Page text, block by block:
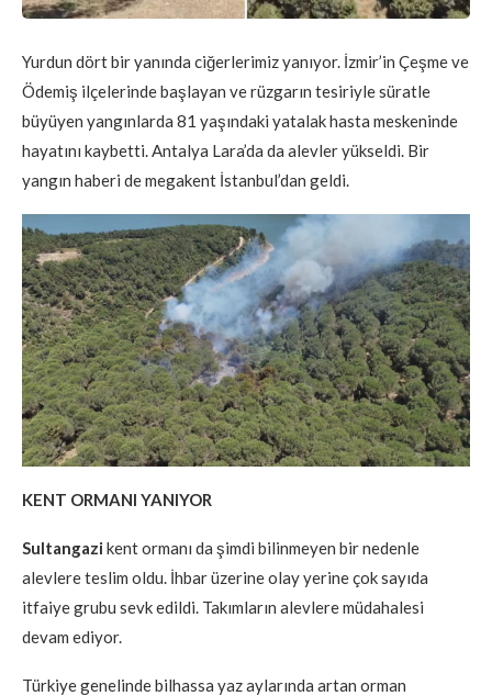
Yurdun dört bir yanında ciğerlerimiz yanıyor. İzmir’in Çeşme ve
Ödemiş ilçelerinde başlayan ve rüzgarın tesiriyle süratle
büyüyen yangınlarda 81 yaşındaki yatalak hasta meskeninde
hayatını kaybetti. Antalya Lara’da da alevler yükseldi. Bir
yangın haberi de megakent İstanbul’dan geldi.
KENT ORMANI YANIYOR
Sultangazi kent ormanı da şimdi bilinmeyen bir nedenle
alevlere teslim oldu. İhbar üzerine olay yerine çok sayıda
itfaiye grubu sevk edildi. Takımların alevlere müdahalesi
devam ediyor.
Türkiye genelinde bilhassa yaz aylarında artan orman